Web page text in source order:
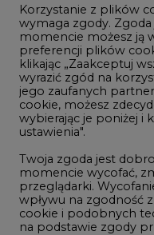
Innowacje i AI
Telekomunikacja i
Handel emisjami
Wodór
Górnictwo
Atom
Fotowoltaika
Korzystanie z plików
wymaga zgody.
momencie możesz ją
preferencji plików
klikając „Zaakceptuj
wyrazić zgód na
jego zaufanych
cookie, możesz
wybierając je poniżej i
ustawienia".
Twoja zgoda jest
momencie wycofać,
przeglądarki.
wpływu na zgodność
cookie i podobnych
na podstawie zgody